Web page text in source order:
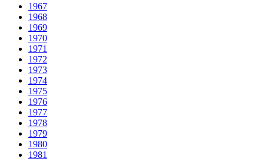
1967
1968
1969
1970
1971
1972
1973
1974
1975
1976
1977
1978
1979
1980
1981